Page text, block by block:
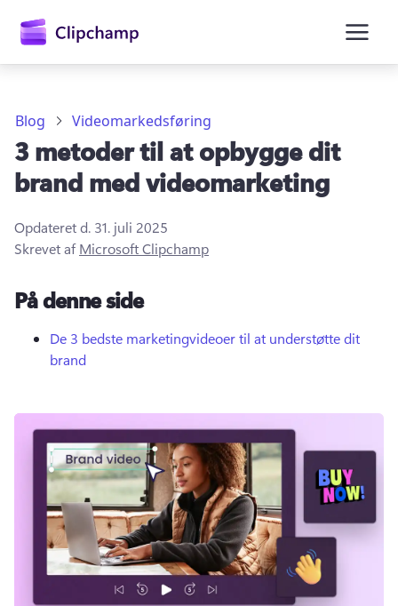
Prøv det gratis
Blog Videomarkedsføring
3 metoder til at opbygge dit
brand med videomarketing
Opdateret d. 31. juli 2025
Skrevet afMicrosoft Clipchamp
På denne side
De 3 bedste marketingvideoer til at understøtte dit
brand